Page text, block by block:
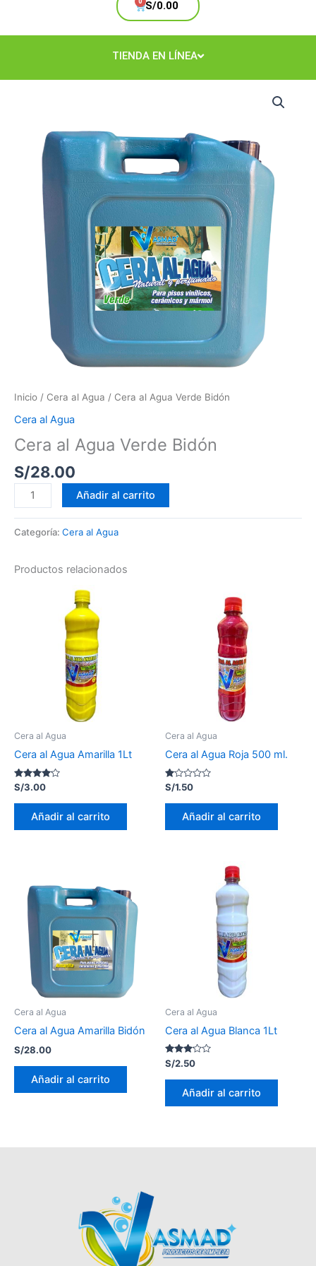
S/0.00
Cart
TIENDA EN LÍNEA
Inicio / Cera al Agua / Cera al Agua Verde Bidón
Cera al Agua
Cera al Agua Verde Bidón
S/28.00
cantidad
Añadir al carrito
Categoría: Cera al Agua
Productos relacionados
Cera al Agua
Cera al Agua Amarilla 1Lt
Valorado
con
4.00
S/3.00
Añadir al carrito
Cera al Agua
Cera al Agua Roja 500 ml.
Valorado
con
1.00
S/1.50
Añadir al carrito
Cera al Agua
Cera al Agua Amarilla Bidón
S/28.00
Añadir al carrito
Cera al Agua
Cera al Agua Blanca 1Lt
Valorado
con
3.05
S/2.50
Añadir al carrito